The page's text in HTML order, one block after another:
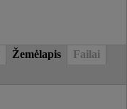
Žemėlapis
Failai